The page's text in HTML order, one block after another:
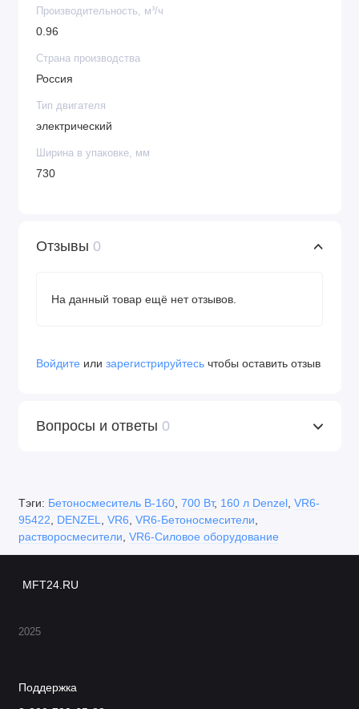
Производительность, м³/ч
0.96
Страна производства
Россия
Тип двигателя
электрический
Ширина в упаковке, мм
730
Отзывы 0
На данный товар ещё нет отзывов.
Войдите или зарегистрируйтесь чтобы оставить отзыв
Вопросы и ответы 0
Тэги: Бетоносмеситель B-160, 700 Вт, 160 л Denzel, VR6-
95422, DENZEL, VR6, VR6-Бетоносмесители,
растворосмесители, VR6-Силовое оборудование
MFT24.RU
2025
Поддержка